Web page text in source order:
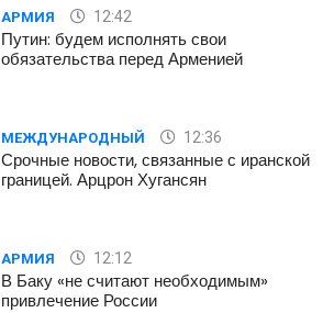
АРМИЯ 12:42
Путин: будем исполнять свои
обязательства перед Арменией
МЕЖДУНАРОДНЫЙ 12:36
Срочные новости, связанные с иранской
границей. Арцрон Хугансян
АРМИЯ 12:12
В Баку «не считают необходимым»
привлечение России